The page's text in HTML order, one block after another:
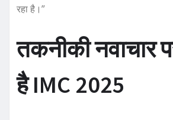
रहा है।”
तकनीकी नवाचार
है IMC 2025